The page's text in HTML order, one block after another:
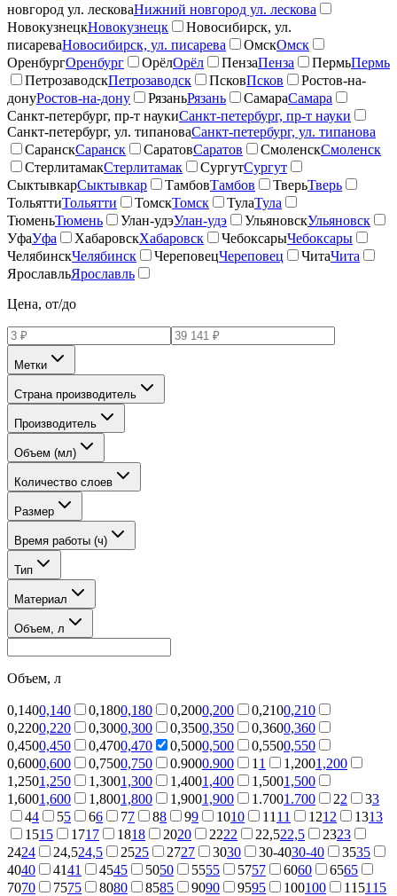
новгород ул. лесковаНижний новгород ул. лескова
НовокузнецкНовокузнецк
Новосибирск, ул.
писареваНовосибирск, ул. писарева ОмскОмск
ОренбургОренбург ОрёлОрёл ПензаПенза ПермьПермь
ПетрозаводскПетрозаводск ПсковПсков
Ростов-на-
донуРостов-на-дону РязаньРязань СамараСамара
Санкт-петербург, пр-т наукиСанкт-петербург, пр-т науки
Санкт-петербург, ул. типановаСанкт-петербург, ул. типанова
СаранскСаранск СаратовСаратов СмоленскСмоленск
СтерлитамакСтерлитамак СургутСургут
СыктывкарСыктывкар ТамбовТамбов ТверьТверь
ТольяттиТольятти ТомскТомск ТулаТула
ТюменьТюмень Улан-удэУлан-удэ УльяновскУльяновск
УфаУфа ХабаровскХабаровск ЧебоксарыЧебоксары
ЧелябинскЧелябинск ЧереповецЧереповец ЧитаЧита
ЯрославльЯрославль
Цена, от/до
Метки
Страна производитель
Производитель
Объем (мл)
Количество слоев
Размер
Время работы (ч)
Тип
Материал
Объем, л
Объем, л
0,1400,140 0,1800,180 0,2000,200 0,2100,210
0,2200,220 0,3000,300 0,3500,350 0,3600,360
0,4500,450 0,4700,470 0,5000,500 0,5500,550
0,6000,600 0,7500,750 0.9000.900 1 1 1,2001,200
1,2501,250 1,3001,300 1,4001,400 1,5001,500
1,6001,600 1,8001,800 1,9001,900 1.7001.700 22 33
44 55 66 77 88 99 1010 11 11 1212 1313
1515 1717 1818 2020 2222 22,522,5 2323
2424 24,524,5 2525 2727 3030 30-4030-40 3535
4040 4141 4545 5050 5555 5757 6060 6565
7070 7575 8080 8585 9090 9595 100100 115115